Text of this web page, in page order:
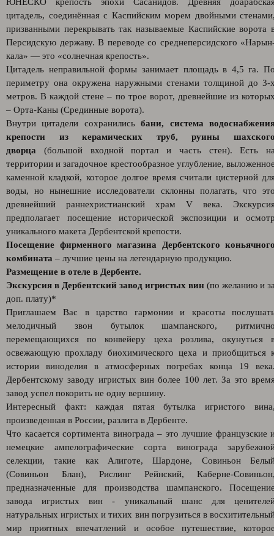
цитадель, соединённая с Каспийским морем двойными
призванными перекрывать так называемые Каспийские ворота
Персидскую державу. В переводе со среднеперсидского
кала» — это «солнечная крепость».
Цитадель неправильной формы занимает площадь в 4,5 га.
периметру она окружена наружными стенами толщиной до 3-
метров. В каждой стене – по трое ворот, древнейшие из
– Орта-Каны (Срединные ворота).
Внутри цитадели сохранилисьбани, система
крепости из керамических труб, руины
дворца (большой входной портал и часть стен). Есть
территории и загадочное крестообразное углубление,
каменной кладкой, которое долгое время считали цистерной
воды, но нынешние исследователи склонны полагать, что
древнейший раннехристианский храм V века.
предполагает посещение исторической экспозиции и
уникального макета Дербентской крепости.
Посещение фирменного магазина Дербентского
комбината – лучшие цены на легендарную продукцию.
Размещение в отеле в Дербенте.
Экскурсия в Дербентский завод игристых вин (по желанию и
доп. плату)*
Приглашаем Вас в царство гармонии и красоты
мелодичный звон бутылок шампанского,
перемещающихся по конвейеру цеха розлива, окунуться
освежающую прохладу биохимического цеха и приобщиться
истории виноделия в атмосферных погребах конца 19
Дербентскому заводу игристых вин более 100 лет. За это
завод успел покорить не одну вершину.
Интересный факт: каждая пятая бутылка игристого
произведенная в России, разлита в Дербенте.
Что касается сортимента винограда – это лучшие французские
немецкие ампелографические сорта винограда
селекции, такие как Алиготе, Шардоне, Совиньон
(Совиньон Блан), Рислинг Рейнский, Каберне-
предназначенные для производства шампанского.
завода игристых вин - уникальный шанс для
натуральных игристых и тихих вин погрузиться в
мир приятных впечатлений и особое путешествие,